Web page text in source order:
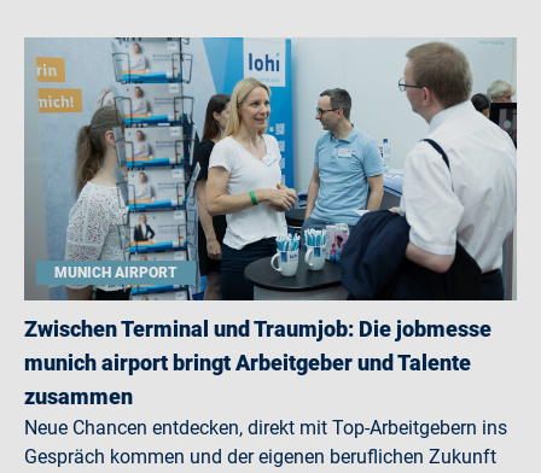
MUNICH AIRPORT
Zwischen Terminal und Traumjob: Die jobmesse
munich airport bringt Arbeitgeber und Talente
zusammen
Neue Chancen entdecken, direkt mit Top-Arbeitgebern ins
Gespräch kommen und der eigenen beruflichen Zukunft